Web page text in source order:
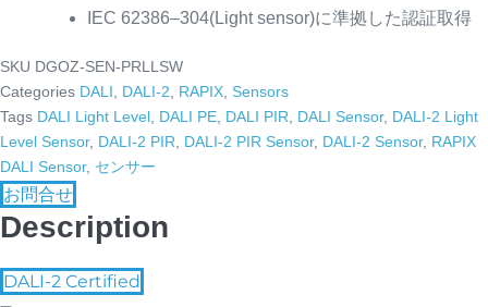
IEC 62386–304(Light sensor)に準拠した認証取得
SKU DGOZ-SEN-PRLLSW
Categories DALI DALI-2 RAPIX Sensors
Tags DALI Light Level DALI PE DALI PIR DALI Sensor, DALI-2 Light
Level Sensor, DALI-2 PIR DALI-2 PIR Sensor, DALI-2 Sensor, RAPIX
DALI Sensor, センサー
お問合せ
Description
DALI-2 Certified